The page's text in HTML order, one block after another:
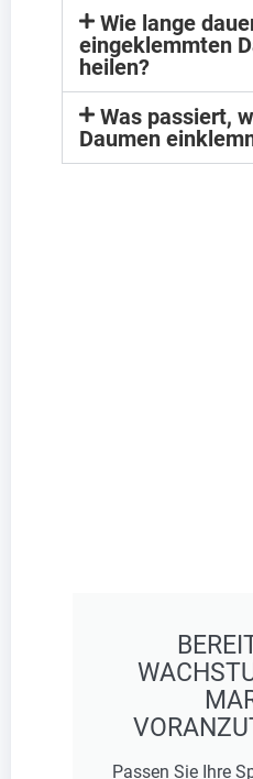
Wie lange
eingeklemmten
heilen?
Was passiert,
Daumen
Passen Sie Ihre